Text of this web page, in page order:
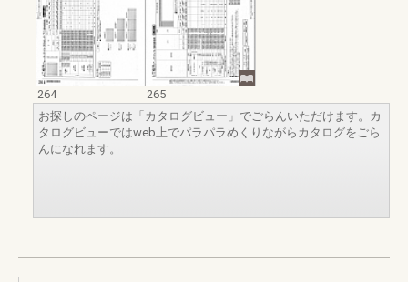
264
265
お探しのページは「カタログビュー」でごらんいただけます。カ
タログビューではweb上でパラパラめくりながらカタログをごら
んになれます。